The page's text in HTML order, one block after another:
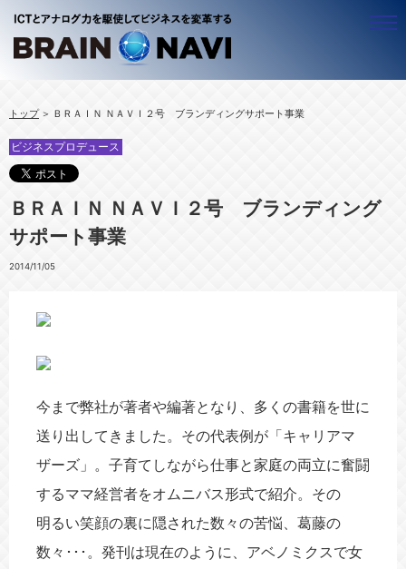
ALL
ＢＷＧ ＣＥＯ 近藤昇
ベトナムのことなら！梅里 尚子
竹守 みどり
アジア
ALL
ベトナム
ミャンマー
カンボジア
ラオス
アフリカ
ALL
ルワンダ
ウガンダ
ＩＣＴ
ALL
企業経営
官公庁・自治体
シニア
ALL
豊かな生活（ＱＯＬ）
働き方
ALL
海外で働く
ビジネスプロデュース
コンテンツ
人材活用
リスクマネジメント
経営リスク
海外進出
情報発信
トップ ＢＲＡＩＮ ＮＡＶＩ２号 ブランディングサポート事業
ビジネスプロデュース
ＢＲＡＩＮ ＮＡＶＩ２号 ブランディング
サポート事業
2014/11/05
今まで弊社が著者や編著となり、多くの書籍を世に
送り出してきました。その代表例が「キャリアマ
ザーズ」。子育てしながら仕事と家庭の両立に奮闘
するママ経営者をオムニバス形式で紹介。その
明るい笑顔の裏に隠された数々の苦悩、葛藤の
数々･･･。発刊は現在のように、アベノミクスで女